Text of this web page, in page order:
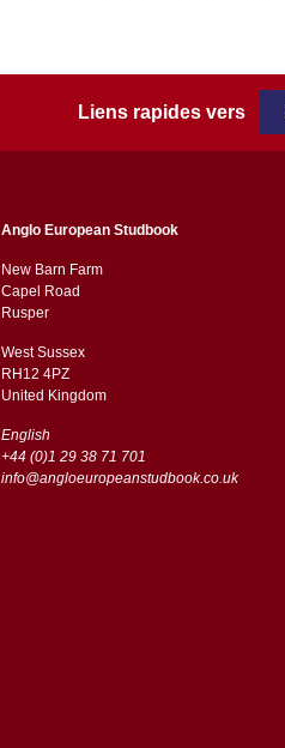
Liens rapides vers
Anglo European Studbook
New Barn Farm
Capel Road
​​Rusper
West Sussex
RH12 4PZ
​​United Kingdom
English
+44 (0)1 29 38 71 701
info@angloeuropeanstudbook.co.uk